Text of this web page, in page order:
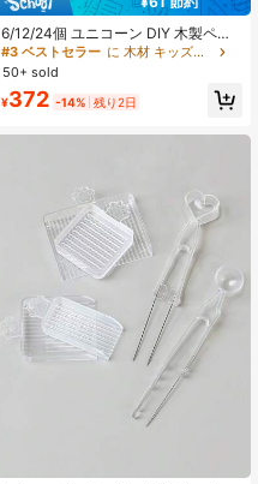
6/12/24個 ユニコーン DIY 木製ペン
ダントセット、未塗装の木製チャー
ム、ペイントペン、ジェムステッカ
ー、ランダムアクセサリー、麻紐、
クリエイティブペイントクラフトキ
ー、学校アートプロジェクト、吊り
#3 ベストセラー
に 木材 キッズクラフトキット
50+ sold
¥372 -14% 残り2日